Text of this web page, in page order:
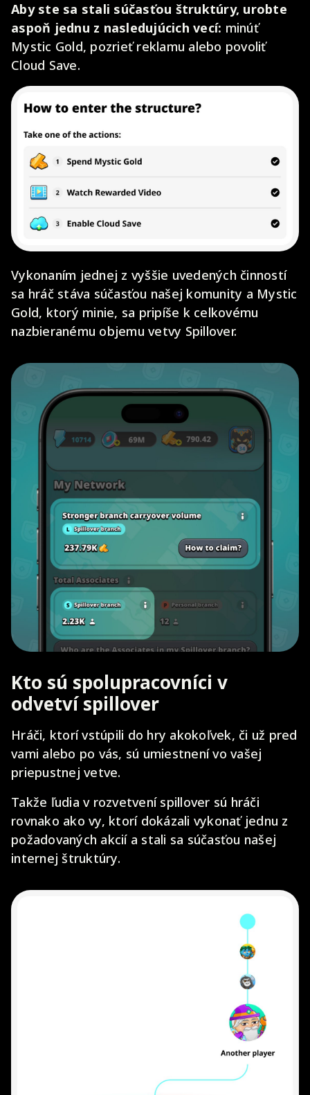
Aby ste sa stali súčasťou štruktúry, urobte
aspoň jednu z nasledujúcich vecí: minúť
Mystic Gold, pozrieť reklamu alebo povoliť
Cloud Save.
Vykonaním jednej z vyššie uvedených činností
sa hráč stáva súčasťou našej komunity a Mystic
Gold, ktorý minie, sa pripíše k celkovému
nazbieranému objemu vetvy Spillover.
Kto sú spolupracovníci v
odvetví spillover
Hráči, ktorí vstúpili do hry akokoľvek, či už pred
vami alebo po vás, sú umiestnení vo vašej
priepustnej vetve.
Takže ľudia v rozvetvení spillover sú hráči
rovnako ako vy, ktorí dokázali vykonať jednu z
požadovaných akcií a stali sa súčasťou našej
internej štruktúry.